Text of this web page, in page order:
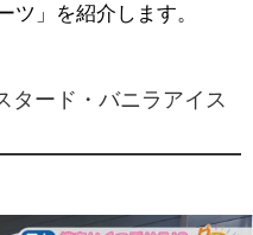
ツ」を紹介します。
タード・バニラアイス